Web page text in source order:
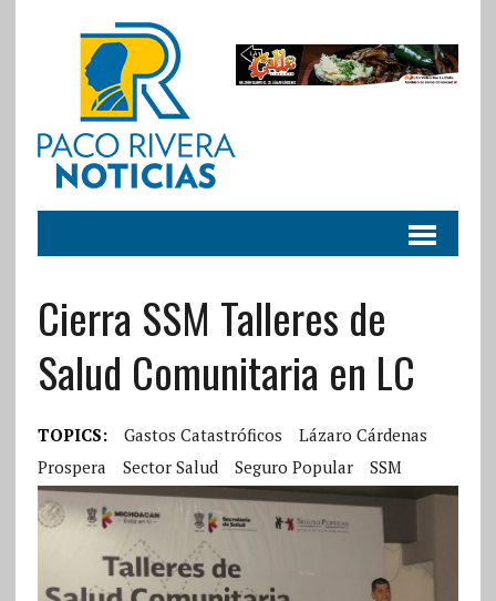
Cierra SSM Talleres de
Salud Comunitaria en LC
TOPICS: Gastos Catastróficos
Lázaro Cárdenas
Prospera
Sector Salud Seguro Popular SSM